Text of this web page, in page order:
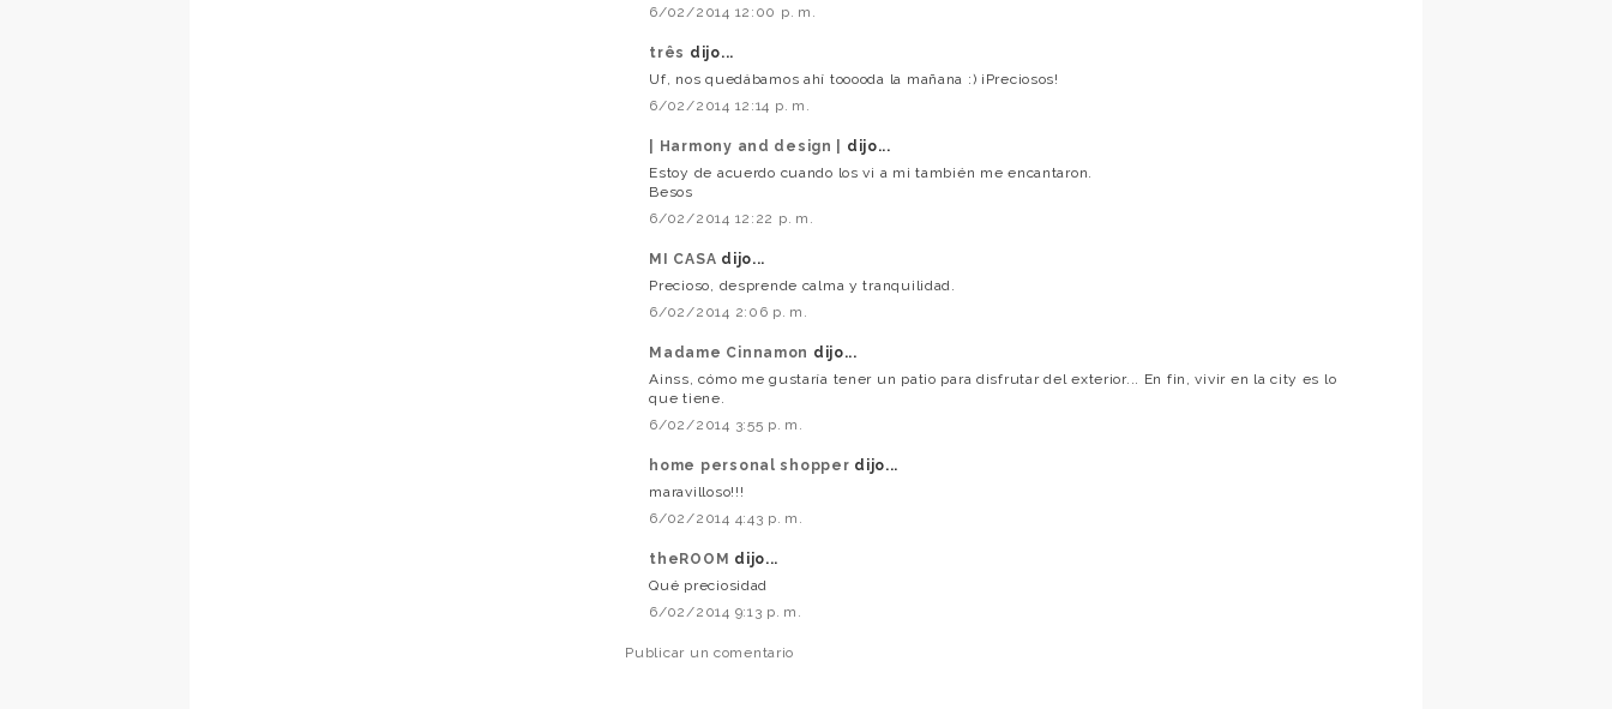
6/02/2014 12:00 p. m.
três dijo...
Uf, nos quedábamos ahí tooooda la mañana :) ¡Preciosos!
6/02/2014 12:14 p. m.
| Harmony and design | dijo...
Estoy de acuerdo cuando los vi a mi también me encantaron.
Besos
6/02/2014 12:22 p. m.
MI CASA dijo...
Precioso, desprende calma y tranquilidad.
6/02/2014 2:06 p. m.
Madame Cinnamon dijo...
Ainss, cómo me gustaría tener un patio para disfrutar del exterior... En fin, vivir en la city es lo
que tiene.
6/02/2014 3:55 p. m.
home personal shopper dijo...
maravilloso!!!
6/02/2014 4:43 p. m.
theROOM dijo...
Qué preciosidad
6/02/2014 9:13 p. m.
Publicar un comentario